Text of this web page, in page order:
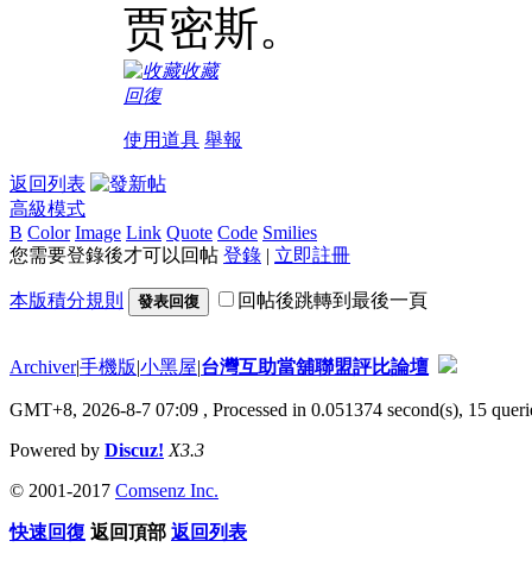
贾密斯。
收藏
回復
使用道具 舉報
返回列表
高級模式
B Color Image Link Quote Code Smilies
您需要登錄後才可以回帖 登錄 | 立即註冊
本版積分規則 發表回復 回帖後跳轉到最後一頁
Archiver|手機版|小黑屋|台灣互助當舖聯盟評比論壇
GMT+8, 2026-8-7 07:09 , Processed in 0.051374 second(s), 15
Powered by Discuz! X3.3
© 2001-2017 Comsenz Inc.
快速回復 返回頂部 返回列表